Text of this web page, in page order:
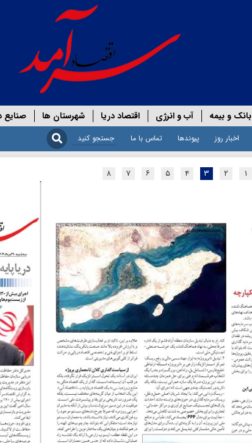
بانک و بیمه آب و انرژی اقتصاد دریا شهرستان ها صنایع
اخبار روز پیوندها تماس با ما
۱ ۲ ۳ ۴ ۵ ۶ ۷ ۸